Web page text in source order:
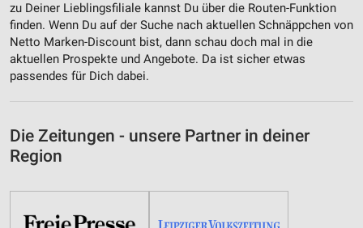
zu Deiner Lieblingsfiliale kannst Du über die Routen-Funktion
finden. Wenn Du auf der Suche nach aktuellen Schnäppchen von
Netto Marken-Discount bist, dann schau doch mal in die
aktuellen Prospekte und Angebote. Da ist sicher etwas
passendes für Dich dabei.
Die Zeitungen - unsere Partner in deiner
Region